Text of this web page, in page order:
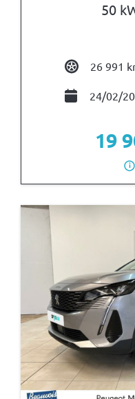
50
26 991
24/02/
19
i